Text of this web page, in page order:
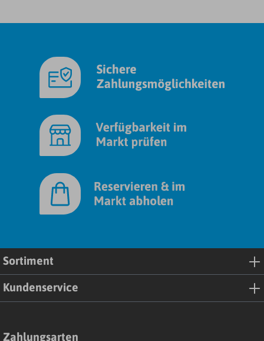
Sortiment
Kundenservice
Zahlungsarten